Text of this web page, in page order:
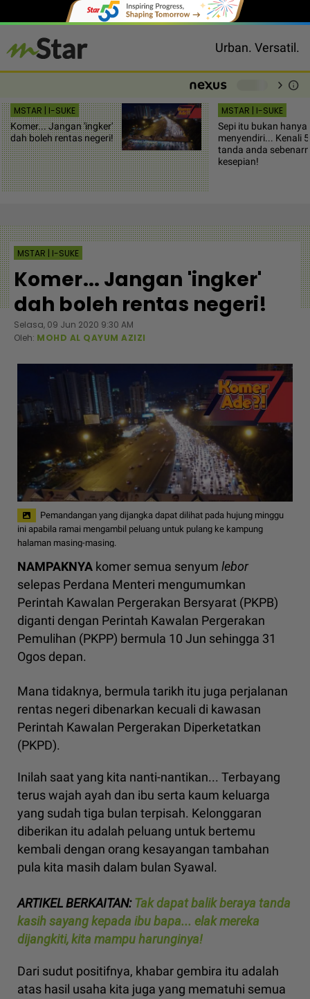
Urban. Versatil.
chevron_right info
MSTAR | I-SUKE
Komer... Jangan 'ingker'
dah boleh rentas negeri!
MSTAR | I-SUKE
Sepi itu bukan hanya
menyendiri... Kenali 5
tanda anda
kesepian!
MSTAR | I-SUKE
Komer... Jangan 'ingker'
dah boleh rentas negeri!
Selasa, 09 Jun 2020 9:30 AM
Oleh: MOHD AL QAYUM AZIZI
Pemandangan yang dijangka dapat dilihat pada hujung minggu
ini apabila ramai mengambil peluang untuk pulang ke kampung
halaman masing-masing.
NAMPAKNYA komer semua senyum lebor
selepas Perdana Menteri mengumumkan
Perintah Kawalan Pergerakan Bersyarat (PKPB)
diganti dengan Perintah Kawalan Pergerakan
Pemulihan (PKPP) bermula 10 Jun sehingga 31
Ogos depan.
Mana tidaknya, bermula tarikh itu juga perjalanan
rentas negeri dibenarkan kecuali di kawasan
Perintah Kawalan Pergerakan Diperketatkan
(PKPD).
Inilah saat yang kita nanti-nantikan... Terbayang
terus wajah ayah dan ibu serta kaum keluarga
yang sudah tiga bulan terpisah. Kelonggaran
diberikan itu adalah peluang untuk bertemu
kembali dengan orang kesayangan tambahan
pula kita masih dalam bulan Syawal.
ARTIKEL BERKAITAN:Tak dapat balik beraya tanda
kasih sayang kepada ibu bapa... elak mereka
dijangkiti, kita mampu harunginya!
Dari sudut positifnya, khabar gembira itu adalah
atas hasil usaha kita juga yang mematuhi semua